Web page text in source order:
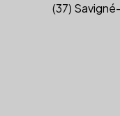
(37)